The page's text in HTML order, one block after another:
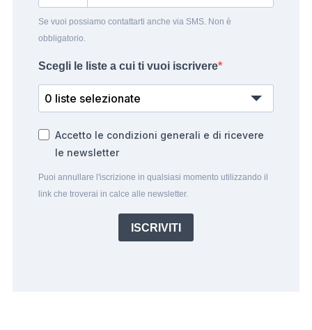
Se vuoi possiamo contattarti anche via SMS. Non è
obbligatorio.
Scegli le liste a cui ti vuoi iscrivere
0 liste selezionate
Accetto le condizioni generali e di ricevere
le newsletter
Puoi annullare l'iscrizione in qualsiasi momento utilizzando il
link che troverai in calce alle newsletter.
ISCRIVITI